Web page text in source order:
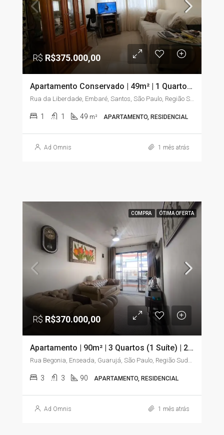
R$ R$375.000,00
Apartamento Conservado | 49m² | 1 Quarto com Sacada | Embaré – Santos/SP
1 1 49 m² APARTAMENTO, RESIDENCIAL
Ad Omnis 1 mês atrás
COMPRA ÓTIMA OFERTA
R$ R$370.000,00
Apartamento | 90m² | 3 Quartos (1 Suíte) | 2 Sacadas | Elevador | Enseada – Guarujá/SP
Rua Begonia, Enseada, Guarujá, São Paulo, Região Sudeste, 11441-225, Brasil
3 3 90 APARTAMENTO, RESIDENCIAL
Ad Omnis 1 mês atrás